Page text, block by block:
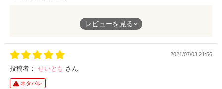
最後はハッピーエンドで良かったです。短編なのでサラッと読め
レビューを見る
2021/07/03 21:56
投稿者： せいとも さん
ネタバレ